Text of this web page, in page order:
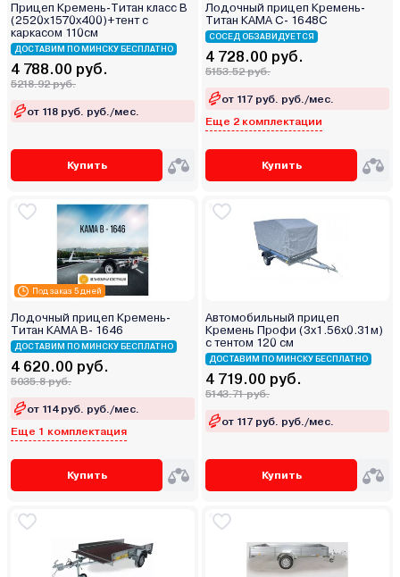
Прицеп Кремень-Титан класс В
(2520х1570х400)+тент с
каркасом 110см
ДОСТАВИМ ПО МИНСКУ БЕСПЛАТНО
4 788.00 руб.
5218.92 руб.
от 118 руб. руб./мес.
Купить
Лодочный прицеп Кремень-
Титан КАМА С- 1648С
СОСЕД ОБЗАВИДУЕТСЯ
4 728.00 руб.
5153.52 руб.
от 117 руб. руб./мес.
Еще 2 комплектации
Купить
Под заказ 5 дней
Лодочный прицеп Кремень-
Титан КАМА В- 1646
ДОСТАВИМ ПО МИНСКУ БЕСПЛАТНО
4 620.00 руб.
5035.8 руб.
от 114 руб. руб./мес.
Еще 1 комплектация
Купить
Автомобильный прицеп
Кремень Профи (3х1.56х0.31м)
с тентом 120 см
ДОСТАВИМ ПО МИНСКУ БЕСПЛАТНО
4 719.00 руб.
5143.71 руб.
от 117 руб. руб./мес.
Купить